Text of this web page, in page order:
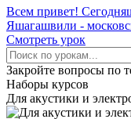
Всем привет!
Яшагашвили -
Смотреть урок
Закройте вопросы по
Наборы курсов
Для акустики и